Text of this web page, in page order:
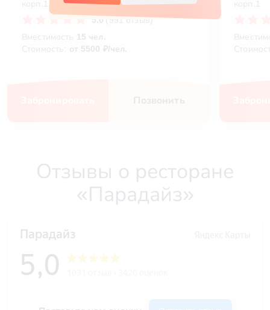
корп.1
5.0 (991 отзыв)
Вместимость
15 чел.
Стоимость: от 5500 ₽/чел.
Позвонить
корп.1
Отзывы о ресторане
«Парадайз»